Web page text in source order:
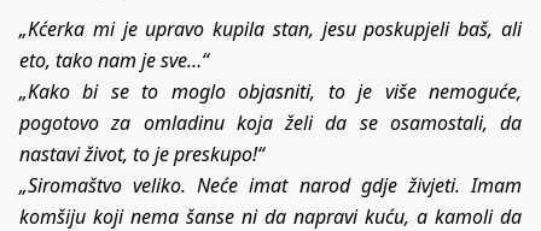
„Kćerka mi je upravo kupila stan, jesu poskupjeli baš, ali
eto, tako nam je sve…“
„Kako bi se to moglo objasniti, to je više nemoguće,
pogotovo za omladinu koja želi da se osamostali, da
nastavi život, to je preskupo!“
„Siromaštvo veliko. Neće imat narod gdje živjeti. Imam
komšiju koji nema šanse ni da napravi kuću, a kamoli da